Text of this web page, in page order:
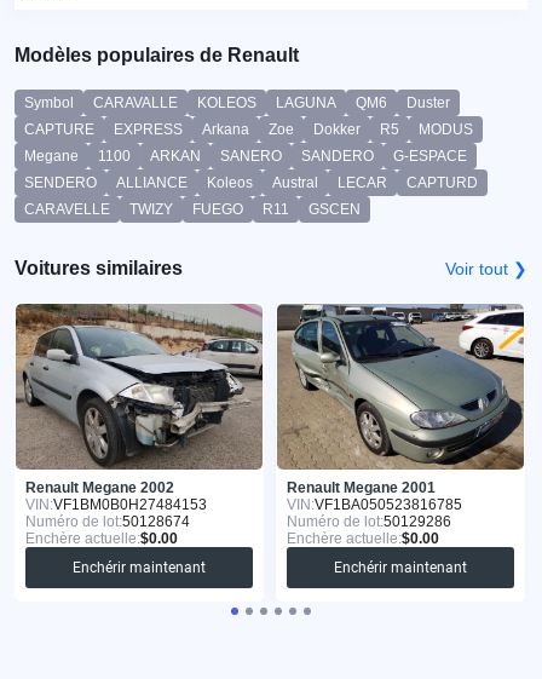
Modèles populaires de Renault
Symbol CARAVALLE KOLEOS LAGUNA QM6
Duster
CAPTURE
EXPRESS Arkana Zoe Dokker R5
MODUS
Megane
1100 ARKAN SANERO SANDERO
G-ESPACE
SENDERO
ALLIANCE Koleos Austral LECAR
CAPTURD
CARAVELLE
TWIZY FUEGO R11 GSCEN
Voitures similaires Voir tout ❯
Renault Megane 2002
VIN:VF1BM0B0H27484153
Numéro de lot:50128674
Enchère actuelle:$0.00
Enchérir maintenant
Renault Megane 2001
VIN:VF1BA050523816785
Numéro de lot:50129286
Enchère actuelle:$0.00
Enchérir maintenant